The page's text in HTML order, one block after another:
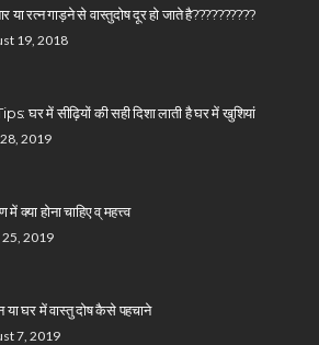
या रत्न गाड़ने से वास्तुदोष दूर हो जाते है??????????
19, 2018
घर में सीढ़ियों की सही दिशा लाती है घर में खुशियां
2019
क्या होना चाहिए व् महत्त्व
2019
घर में वास्तु दोष कैसे पहचाने
7, 2019